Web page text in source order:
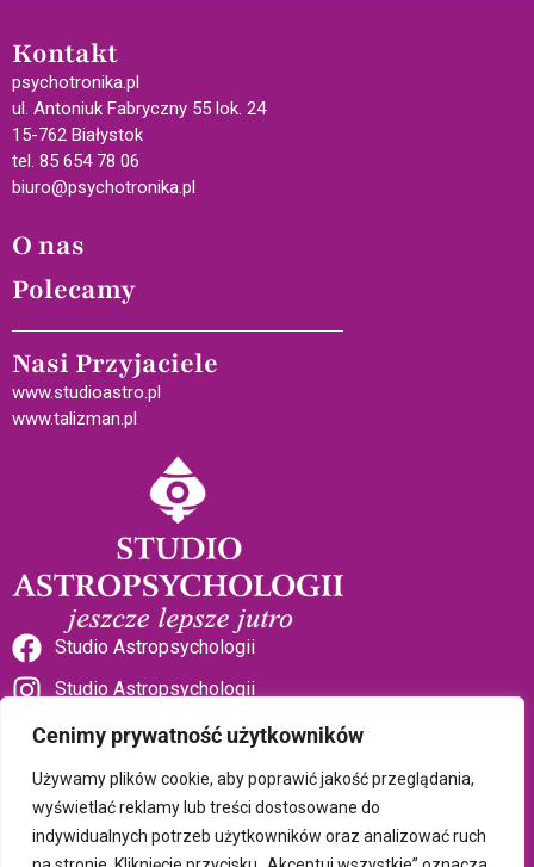
Cenimy prywatność użytkowników
Używamy plików cookie, aby poprawić jakość przeglądania,
wyświetlać reklamy lub treści dostosowane do
indywidualnych potrzeb użytkowników oraz analizować ruch
Kontakt
psychotronika.pl
ul. Antoniuk Fabryczny 55 lok. 24
15-762 Białystok
tel. 85 654 78 06
biuro@psychotronika.pl
O nas
Polecamy
Nasi Przyjaciele
www.studioastro.pl
www.talizman.pl
Studio Astropsychologii
Studio Astropsychologii
Sklep Talizman